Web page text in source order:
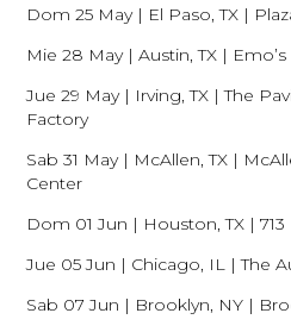
Dom 25 May | El Paso, TX |
Mie 28 May | Austin, TX | Emo’s
Jue 29 May | Irving, TX | The
Factory
Sab 31 May | McAllen, TX |
Center
Dom 01 Jun | Houston, TX | 713
Jue 05 Jun | Chicago, IL | The
Sab 07 Jun | Brooklyn, NY |